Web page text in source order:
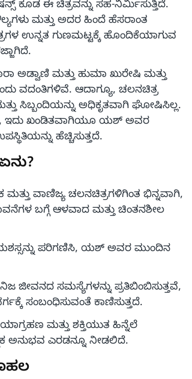
ಕೂಡ ಈ ಚಿತ್ರವನ್ನು ಸಹ-ನಿರ್ಮಿಸುತ್ತಿದೆ.
ಮತ್ತು ಅದರ ಹಿಂದೆ ಹೆಸರಾಂತ
ಉನ್ನತ ಗುಣಮಟ್ಟಕ್ಕೆ ಹೊಂದಿಕೆಯಾಗುವ
ಅಡ್ವಾಣಿ ಮತ್ತು ಹುಮಾ ಖುರೇಷಿ ಮತ್ತು
ವದಂತಿಗಳಿವೆ. ಆದಾಗ್ಯೂ, ಚಲನಚಿತ್ರ
ಸಿಬ್ಬಂದಿಯನ್ನು ಅಧಿಕೃತವಾಗಿ ಘೋಷಿಸಿಲ್ಲ.
ಇದು ಖಂಡಿತವಾಗಿಯೂ ಯಶ್ ಅವರ
ಹೆಚ್ಚಿಸುತ್ತದೆ.
ಮತ್ತು ವಾಣಿಜ್ಯ ಚಲನಚಿತ್ರಗಳಿಗಿಂತ ಭಿನ್ನವಾಗಿ,
ಬಗ್ಗೆ ಆಳವಾದ ಮತ್ತು ಚಿಂತನಶೀಲ
ಪರಿಗಣಿಸಿ, ಯಶ್ ಅವರ ಮುಂದಿನ
ಜೀವನದ ಸಮಸ್ಯೆಗಳನ್ನು ಪ್ರತಿಬಿಂಬಿಸುತ್ತವೆ,
ಸಂಬಂಧಿಸುವಂತೆ ಕಾಣಿಸುತ್ತದೆ.
ಮತ್ತು ಶಕ್ತಿಯುತ ಹಿನ್ನೆಲೆ
ಅನುಭವ ಎರಡನ್ನೂ ನೀಡಲಿದೆ.